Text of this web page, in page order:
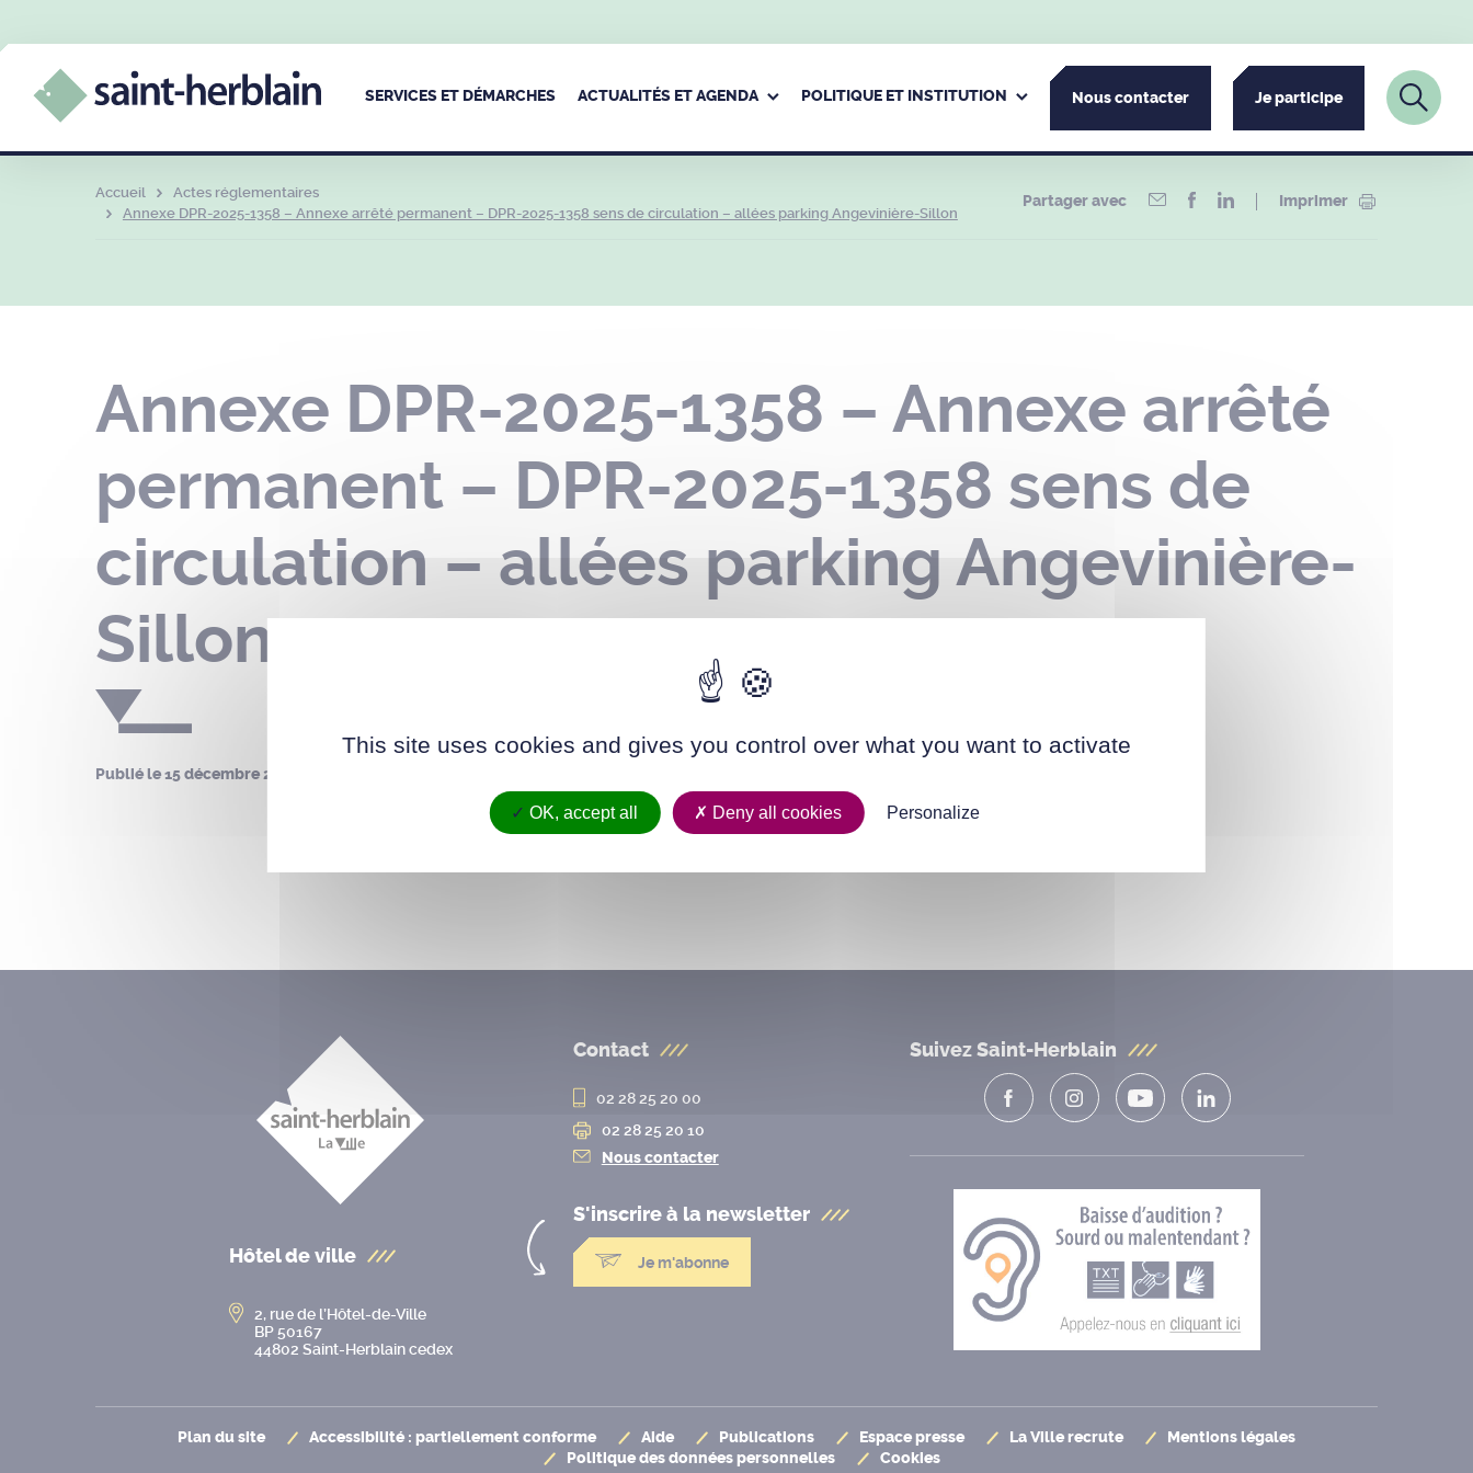
SERVICES ET DÉMARCHES ACTUALITÉS ET AGENDA POLITIQUE ET INSTITUTION Nous contacter Je participe
Accueil
Actes réglementaires
Annexe DPR-2025-1358 – Annexe arrêté permanent – DPR-2025-1358 sens de circulation – allées parking Angevinière-Sillon
Partager avec Imprimer
Annexe DPR-2025-1358 – Annexe arrêté
permanent – DPR-2025-1358 sens de
circulation – allées parking Angevinière-
Sillon
Publié le15 décembre 2025
Hôtel de ville
2, rue de l’Hôtel-de-Ville
BP 50167
44802 Saint-Herblain cedex
Contact
02 28 25 20 00
02 28 25 20 10
Nous contacter
S'inscrire à la newsletter
Je m'abonne
Suivez Saint-Herblain
Plan du site Accessibilité : partiellement conforme Aide Publications Espace presse La Ville recrute
Mentions légales
Politique des données personnelles
Cookies
This site uses cookies and gives you control over what you want to activate
OK, accept all Deny all cookies Personalize